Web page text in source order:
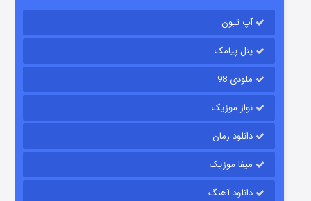
باب اسفنجی فصل ۱۷
قسمت۶ (زیرنویس) منتشر شد
آپ تیون
پنل پیامک
ملودی 98
نواز موزیک
دانلود رمان
میفا موزیک
دانلود آهنگ